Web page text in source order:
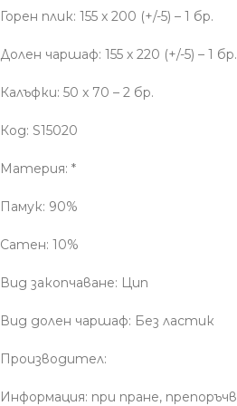
Горен плик: 155 x 200 (+/-5) – 1 бр.
Долен чаршаф: 155 x 220 (+/-5) – 1 бр.
Калъфки: 50 x 70 – 2 бр.
Код: S15020
Материя: *
Памук: 90%
Сатен: 10%
Вид закопчаване: Цип
Вид долен чаршаф: Без ластик
Производител:
Информация: при пране,